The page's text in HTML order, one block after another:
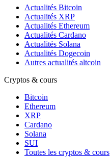
Actualités Bitcoin
Actualités XRP
Actualités Ethereum
Actualités Cardano
Actualités Solana
Actualités Dogecoin
Autres actualités altcoin
Cryptos & cours
Bitcoin
Ethereum
XRP
Cardano
Solana
SUI
Toutes les cryptos & cours